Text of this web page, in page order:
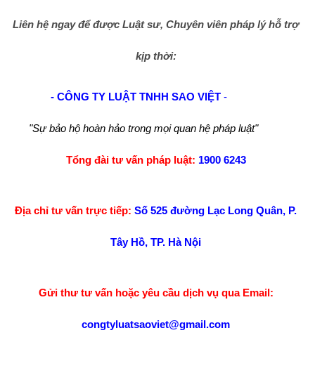
Liên hệ ngay để được Luật sư, Chuyên viên pháp lý hỗ trợ
kịp thời:
- CÔNG TY LUẬT TNHH SAO VIỆT -
"Sự bảo hộ hoàn hảo trong mọi quan hệ pháp luật"
Tổng đài tư vấn pháp luật: 1900 6243
Địa chỉ tư vấn trực tiếp: Số 525 đường Lạc Long Quân, P.
Tây Hồ, TP. Hà Nội
Gửi thư tư vấn hoặc yêu cầu dịch vụ qua Email:
congtyluatsaoviet@gmail.com